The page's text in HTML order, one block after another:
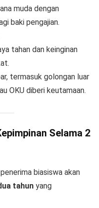
muda dengan
baki pengajian.
tahan dan keinginan
termasuk golongan luar
OKU diberi keutamaan.
Selama 2
biasiswa akan
tahun yang